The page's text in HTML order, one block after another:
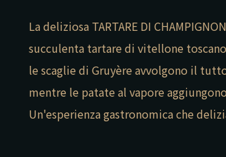
La deliziosa TARTARE DI
succulenta tartare di vitellone
le scaglie di Gruyère avvolgono il
mentre le patate al vapore
Un'esperienza gastronomica che